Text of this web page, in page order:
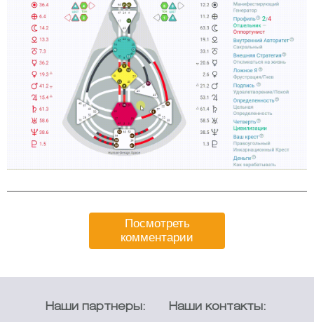
Посмотреть
комментарии
Наши партнеры: Наши контакты: